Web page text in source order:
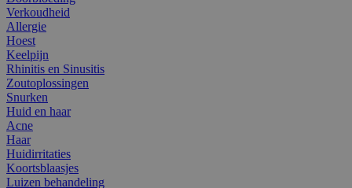
Verkoudheid
Allergie
Hoest
Keelpijn
Rhinitis en Sinusitis
Zoutoplossingen
Snurken
Huid en haar
Acne
Haar
Huidirritaties
Koortsblaasjes
Luizen behandeling